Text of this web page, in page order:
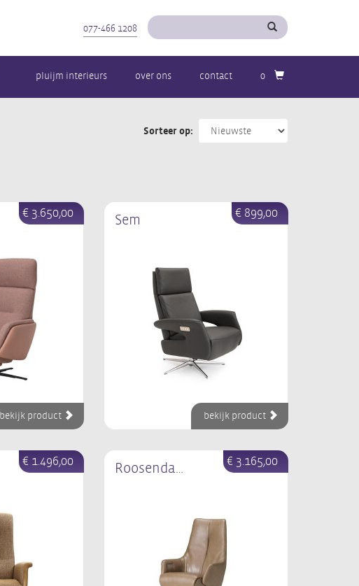
077-466 1208
pluijm interieurs over ons contact 0
Sorteer op:
€ 3.650,00
bekijk product
Sem € 899,00
bekijk product
€ 1.496,00 Roosendaal € 3.165,00